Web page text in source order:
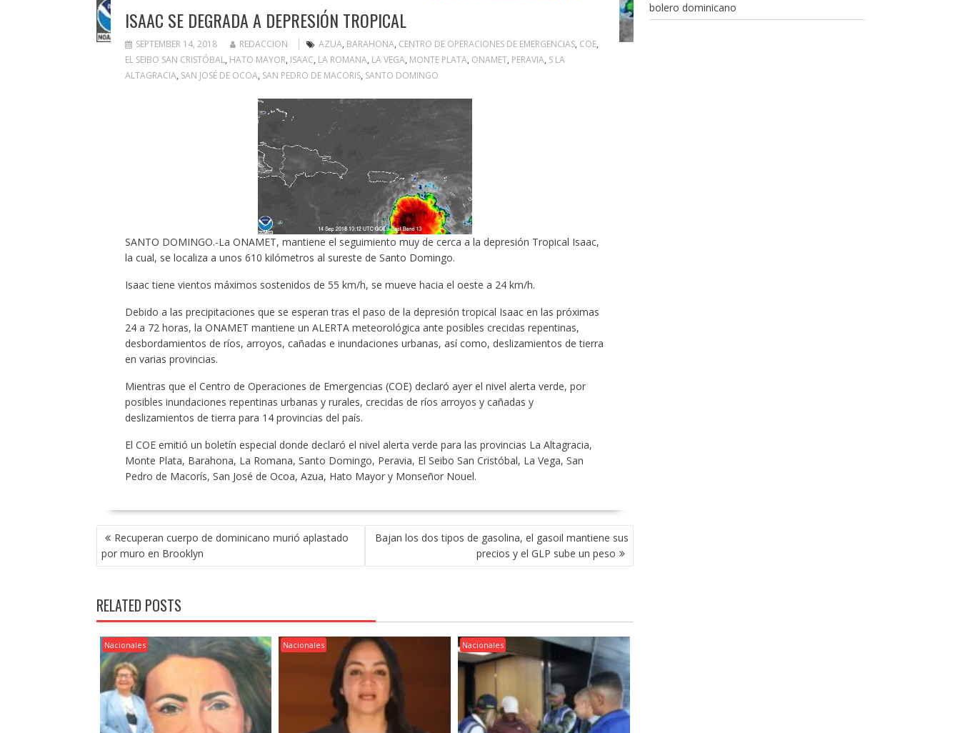
ISAAC SE DEGRADA A DEPRESIÓN TROPICAL
SEPTEMBER 14, 2018 REDACCION AZUA, BARAHONA, CENTRO DE OPERACIONES DE EMERGENCIAS, COE,
EL SEIBO SAN CRISTÓBAL, HATO MAYOR, ISAAC, LA ROMANA, LA VEGA, MONTE PLATA, ONAMET, PERAVIA, S LA
ALTAGRACIA, SAN JOSÉ DE OCOA, SAN PEDRO DE MACORIS, SANTO DOMINGO
SANTO DOMINGO.-La ONAMET, mantiene el seguimiento muy de cerca a la depresión Tropical Isaac,
la cual, se localiza a unos 610 kilómetros al sureste de Santo Domingo.
Isaac tiene vientos máximos sostenidos de 55 km/h, se mueve hacia el oeste a 24 km/h.
Debido a las precipitaciones que se esperan tras el paso de la depresión tropical Isaac en las próximas
24 a 72 horas, la ONAMET mantiene un ALERTA meteorológica ante posibles crecidas repentinas,
desbordamientos de ríos, arroyos, cañadas e inundaciones urbanas, así como, deslizamientos de tierra
en varias provincias.
Mientras que el Centro de Operaciones de Emergencias (COE) declaró ayer el nivel alerta verde, por
posibles inundaciones repentinas urbanas y rurales, crecidas de ríos arroyos y cañadas y
deslizamientos de tierra para 14 provincias del país.
El COE emitió un boletín especial donde declaró el nivel alerta verde para las provincias La Altagracia,
Monte Plata, Barahona, La Romana, Santo Domingo, Peravia, El Seibo San Cristóbal, La Vega, San
Pedro de Macorís, San José de Ocoa, Azua, Hato Mayor y Monseñor Nouel.
POST
NAVIGATION
Recuperan cuerpo de dominicano murió aplastado
por muro en Brooklyn
Bajan los dos tipos de gasolina, el gasoil mantiene sus
precios y el GLP sube un peso
RELATED POSTS
Nacionales Nacionales Nacionales
bolero dominicano